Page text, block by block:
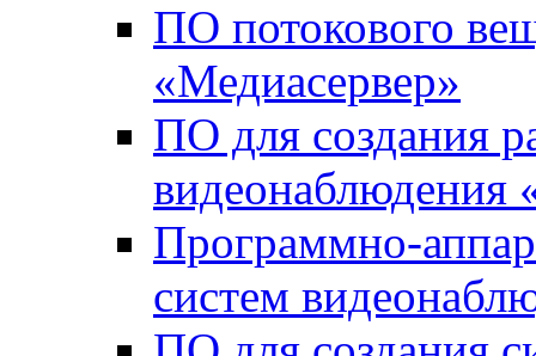
ПО потокового
«Медиасервер»
ПО для создания
видеонаблюдения
Программно-
систем